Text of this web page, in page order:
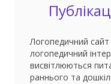
Логопедичний
логопедичний
висвітлюються
раннього та